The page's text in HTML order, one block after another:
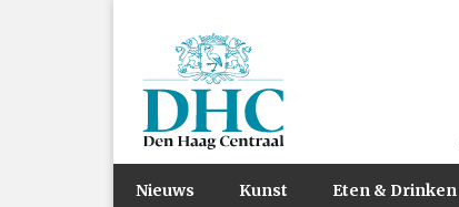
Nieuws Kunst Eten & Drinken